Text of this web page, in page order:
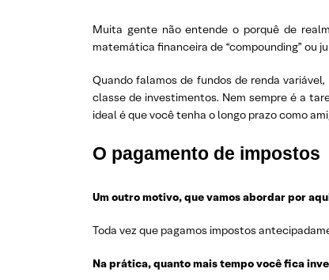
Muita gente não entende o porquê de
matemática financeira de “compounding” ou
Quando falamos de fundos de renda
classe de investimentos. Nem sempre é a
ideal é que você tenha o longo prazo como
O pagamento de impostos
Um outro motivo, que vamos abordar por
Toda vez que pagamos impostos
Na prática, quanto mais tempo você fica